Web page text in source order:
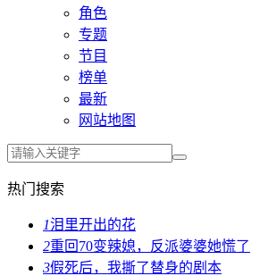
角色
专题
节目
榜单
最新
网站地图
热门搜索
1泪里开出的花
2重回70变辣媳，反派婆婆她慌了
3假死后，我撕了替身的剧本